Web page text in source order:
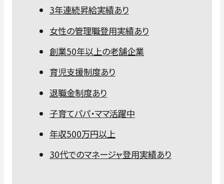
3年連続昇給実績あり
女性の管理職登用実績あり
創業50年以上の老舗企業
育児支援制度あり
退職金制度あり
子育てパパ・ママ活躍中
年収500万円以上
30代でのマネージャ登用実績あり